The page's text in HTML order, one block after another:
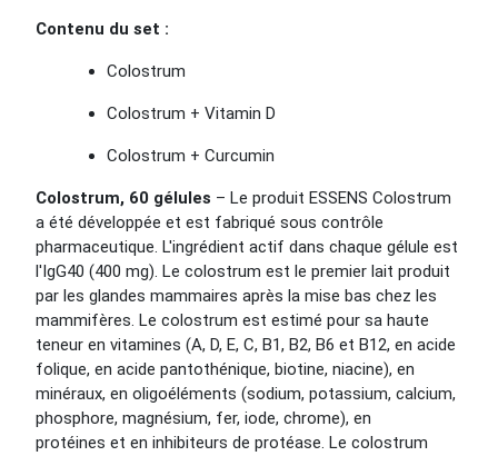
Contenu du set :
Colostrum
Colostrum + Vitamin D
Colostrum + Curcumin
Colostrum, 60 gélules – Le produit ESSENS Colostrum
a été développée et est fabriqué sous contrôle
pharmaceutique. L'ingrédient actif dans chaque gélule est
l'IgG40 (400 mg). Le colostrum est le premier lait produit
par les glandes mammaires après la mise bas chez les
mammifères. Le colostrum est estimé pour sa haute
teneur en vitamines (A, D, E, C, B1, B2, B6 et B12, en acide
folique, en acide pantothénique, biotine, niacine), en
minéraux, en oligoéléments (sodium, potassium, calcium,
phosphore, magnésium, fer, iode, chrome), en
protéines et en inhibiteurs de protéase. Le colostrum